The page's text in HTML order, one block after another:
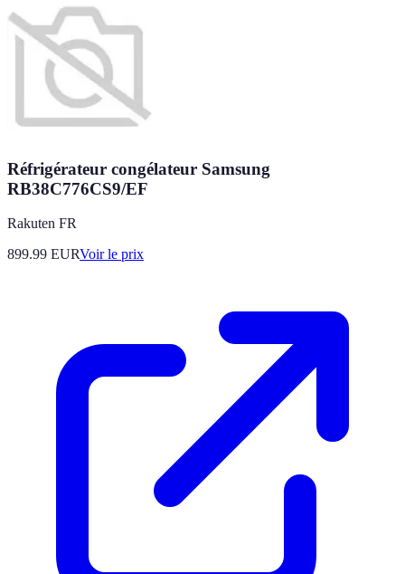
Réfrigérateur congélateur Samsung
RB38C776CS9/EF
Rakuten FR
899.99 EURVoir le prix